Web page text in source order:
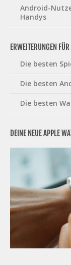
Android-
Handys
ERWEITERUNGEN
Die besten
Die besten
Die besten
DEINE NEUE APPLE